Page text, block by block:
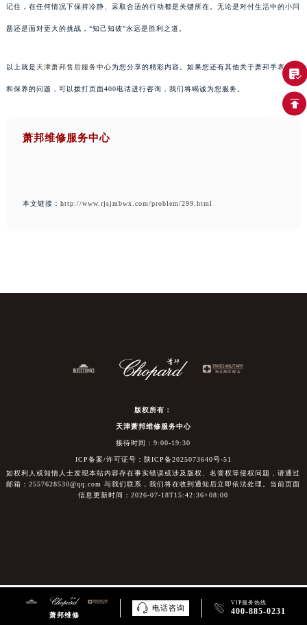
记住，在任何情况下保持冷静、采取合适的行动都是关键所在。无论是对付生活中的小问
题还是面对更大的挑战，“知己知彼”永远是胜利之道。
以上就是天津萧邦售后服务中心为您分享的精彩内容。如果您还有其他关于萧邦手表维护
和保养的问题，可以拨打页面400电话进行咨询，我们将竭诚为您服务。
萧邦维修服务中心
本文链接： http://www.rjsjmbwx.com/problem/299.html
版权所有：
天津萧邦维修服务中心
接待时间：9:00-19:30
ICP备案/许可证号：陕ICP备2025073640号-51
如权利人或知情人士发现本站内容存在事实错误或涉及版权、名誉权等侵权问题，请通过
邮箱：2557628530@qq.com 与我们联系，我们将在收到通知后立即依法处理。当前页面
信息更新时间：2026-07-18T15:42:36+08:00
萧邦维修
 电话咨询  VIP服务热线
400-885-0231